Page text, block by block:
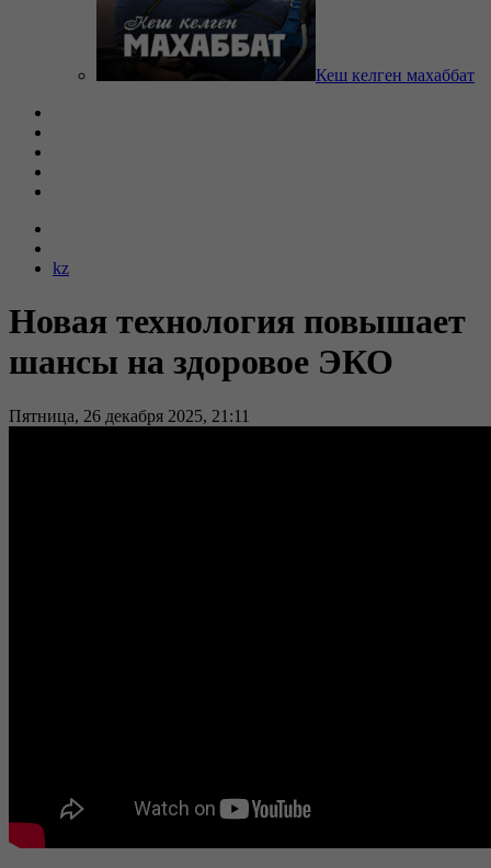
Кеш келген махаббат
kz
Новая технология повышает
шансы на здоровое ЭКО
Пятница, 26 декабря 2025, 21:11